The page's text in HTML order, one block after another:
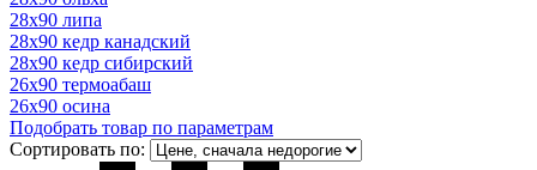
28х90 липа
28х90 кедр канадский
28х90 кедр сибирский
26х90 термоабаш
26х90 осина
Подобрать товар по параметрам
Сортировать по: